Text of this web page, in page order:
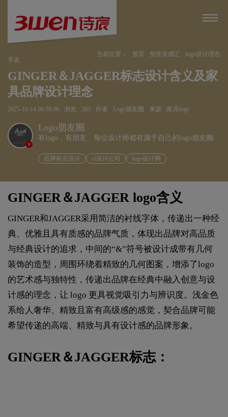
当前位置： 首页 创意灵感汇
logo设计理念
手表
GINGER＆JAGGER标志设计含义及家
具品牌设计理念
2025-10-14 08:58:36 浏览 383 作者 Logo朋友圈 来源 家具logo
v
Logo朋友圈
有logo，有朋友，每位设计师都有属于自己的logo朋友圈
品牌标志设计 vi设计公司 logo设计网
GINGER＆JAGGER logo含义
GINGER和JAGGER采用简洁的衬线字体，传递出一种经
典、优雅且具有质感的品牌气质，体现出品牌对高品质
与经典设计的追求，中间的“&”符号被设计成带有几何
装饰的造型，周围环绕着精致的几何图案，增添了logo
的艺术感与独特性，传递出品牌在经典中融入创意与设
计感的理念，让 logo 更具视觉吸引力与辨识度。浅金色
系给人奢华、精致且富有高级感的感觉，契合品牌可能
希望传递的高端、精致与具有设计感的品牌形象。
GINGER＆JAGGER标志：